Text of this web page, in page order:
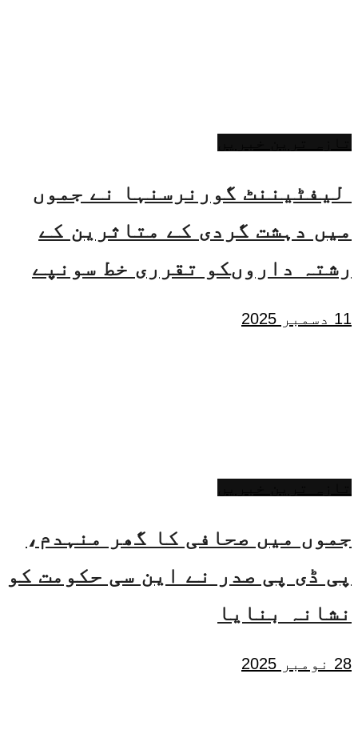
لیفٹیننٹ گورنرسنہا نے جموں
میں دہشت گردی کے متاثرین کے
رشتہ داروںکو تقرری خط سونپے
11 دسمبر 2025
جموں میں صحافی کا گھر منہدم،
پی ڈی پی صدر نے این سی حکومت کو
نشانہ بنایا
28 نومبر 2025